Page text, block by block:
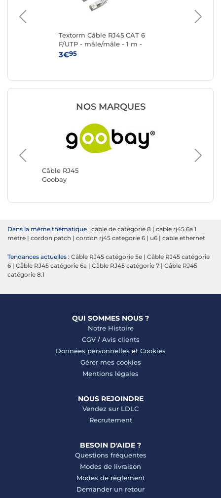
Textorm Câble RJ45 CAT 6
F/UTP - mâle/mâle - 1 m -
Blanc
3€95
NOS MARQUES
Câble RJ45
Goobay
Câble
Dans la même thématique : cable de categorie 8 | cable rj45 6a 1
metre | cordon patch | cordon rj45 categorie 6 | u6 | cable ethernet
Tendances actuelles : Câble RJ45 catégorie 5e | Câble RJ45 catégorie
6 | Câble RJ45 catégorie 6a | Câble RJ45 catégorie 7 | Câble RJ45
catégorie 8.1
QUI SOMMES NOUS ?
Notre Histoire
CGV/ Avis clients
Données personnelles et Cookies
Gérer mes cookies
Mentions légales
NOUS REJOINDRE
Vendez sur LDLC
Recrutement
BESOIN D'AIDE ?
Questions fréquentes
Modes de livraison
Modes de règlement
Demander un retour